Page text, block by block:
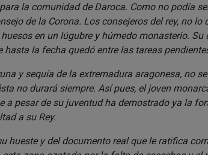
la comunidad de Daroca. Como no podía
de la Corona. Los consejeros del rey, no lo
en un lúgubre y húmedo monasterio. Su
la fecha quedó entre las tareas
y sequía de la extremadura aragonesa, no
no durará siempre. Así pues, el joven
pesar de su juventud ha demostrado ya la
a su Rey.
hueste y del documento real que le ratifica